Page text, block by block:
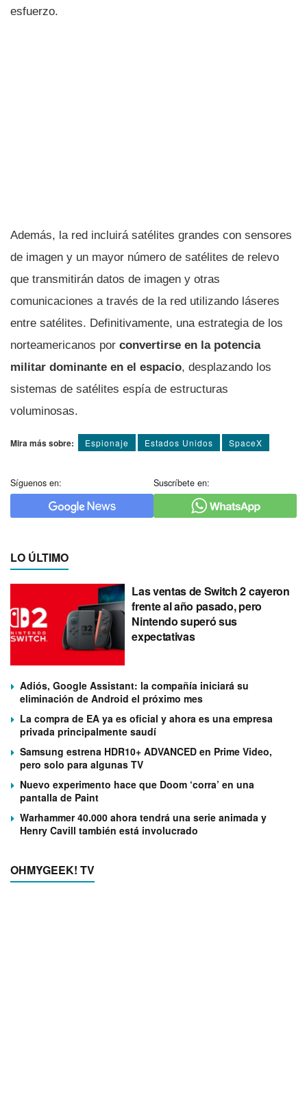
esfuerzo.
Además, la red incluirá satélites grandes con sensores
de imagen y un mayor número de satélites de relevo
que transmitirán datos de imagen y otras
comunicaciones a través de la red utilizando láseres
entre satélites. Definitivamente, una estrategia de los
norteamericanos por convertirse en la potencia
militar dominante en el espacio, desplazando los
sistemas de satélites espía de estructuras
voluminosas.
Mira más sobre: Espionaje Estados Unidos SpaceX
Síguenos en: Suscríbete en:
LO ÚLTIMO
Las ventas de Switch 2 cayeron
frente al año pasado, pero
Nintendo superó sus
expectativas
Adiós, Google Assistant: la compañía iniciará su
eliminación de Android el próximo mes
La compra de EA ya es oficial y ahora es una empresa
privada principalmente saudí
Samsung estrena HDR10+ ADVANCED en Prime Video,
pero solo para algunas TV
Nuevo experimento hace que Doom ‘corra’ en una
pantalla de Paint
Warhammer 40.000 ahora tendrá una serie animada y
Henry Cavill también está involucrado
OHMYGEEK! TV